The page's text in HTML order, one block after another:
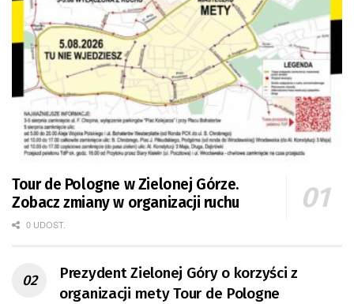
Tour de Pologne w Zielonej Górze.
Zobacz zmiany w organizacji ruchu
0 UDOST.
Prezydent Zielonej Góry o korzyści z
organizacji mety Tour de Pologne